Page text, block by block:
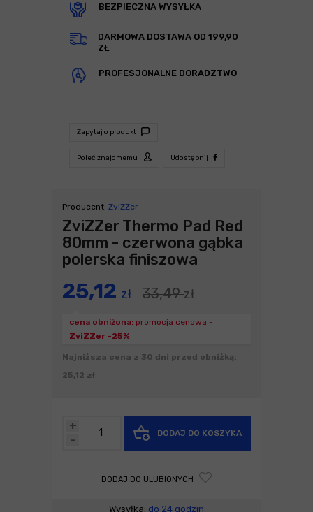
BEZPIECZNA WYSYŁKA
DARMOWA DOSTAWA OD 199,90
ZŁ
PROFESJONALNE DORADZTWO
Zapytaj o produkt
Poleć znajomemu Udostępnij
Producent: ZviZZer
ZviZZer Thermo Pad Red
80mm - czerwona gąbka
polerska finiszowa
25,12 zł 33,49zł
cena obniżona: promocja cenowa -
ZviZZer -25%
Najniższa cena z 30 dni przed obniżką:
25,12 zł
-
+
DODAJ DO KOSZYKA
DODAJ DO ULUBIONYCH
Wysyłka: do 24 godzin